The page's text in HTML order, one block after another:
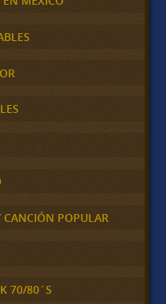
POPULAR
70/80´S